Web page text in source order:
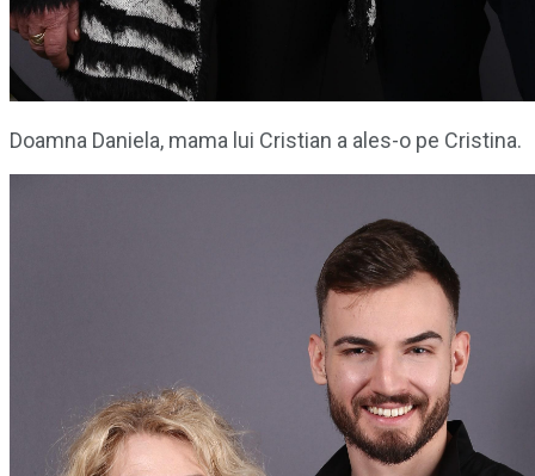
Doamna Daniela, mama lui Cristian a ales-o pe Cristina.